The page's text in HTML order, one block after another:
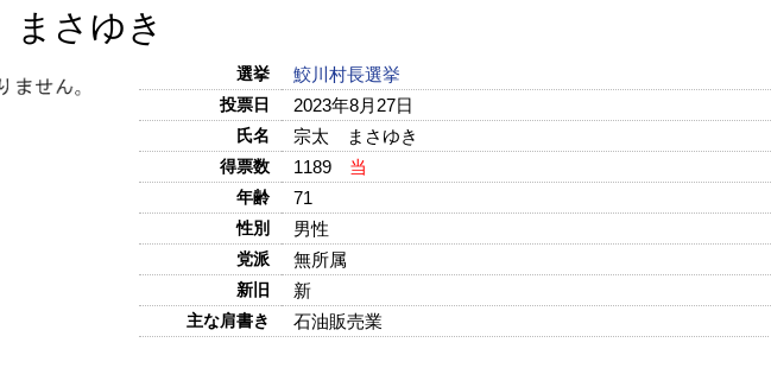
さゆき
選挙 鮫川村長選挙
投票日 2023年8月27日
氏名 宗太 まさゆき
得票数 1189 当
年齢 71
性別 男性
党派 無所属
新旧 新
主な肩書き 石油販売業